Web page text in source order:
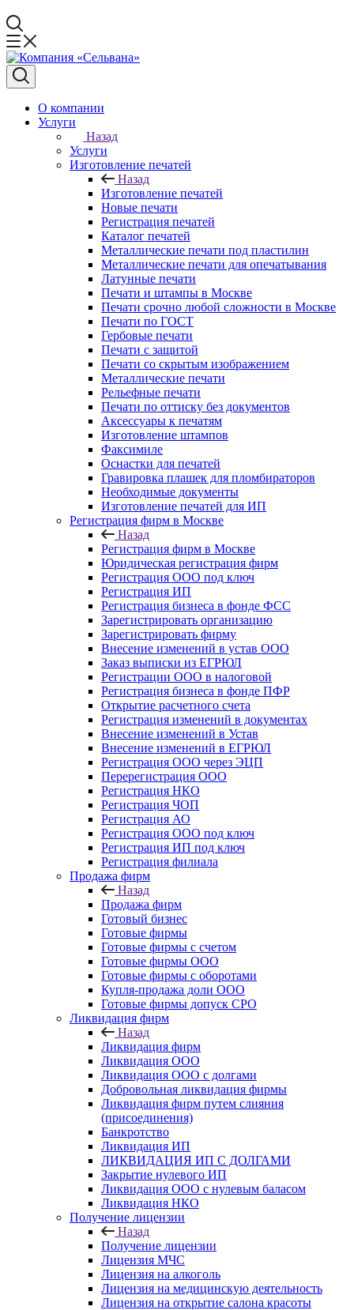
О компании
Услуги
Назад
Услуги
Изготовление печатей
Назад
Изготовление печатей
Новые печати
Регистрация печатей
Каталог печатей
Металлические печати под пластилин
Металлические печати для опечатывания
Латунные печати
Печати и штампы в Москве
Печати срочно любой сложности в Москве
Печати по ГОСТ
Гербовые печати
Печати с защитой
Печати со скрытым изображением
Металлические печати
Рельефные печати
Печати по оттиску без документов
Аксессуары к печатям
Изготовление штампов
Факсимиле
Оснастки для печатей
Гравировка плашек для пломбираторов
Необходимые документы
Изготовление печатей для ИП
Регистрация фирм в Москве
Назад
Регистрация фирм в Москве
Юридическая регистрация фирм
Регистрация ООО под ключ
Регистрация ИП
Регистрация бизнеса в фонде ФСС
Зарегистрировать организацию
Зарегистрировать фирму
Внесение изменений в устав ООО
Заказ выписки из ЕГРЮЛ
Регистрации ООО в налоговой
Регистрация бизнеса в фонде ПФР
Открытие расчетного счета
Регистрация изменений в документах
Внесение изменений в Устав
Внесение изменений в ЕГРЮЛ
Регистрация ООО через ЭЦП
Перерегистрация ООО
Регистрация НКО
Регистрация ЧОП
Регистрация АО
Регистрация ООО под ключ
Регистрация ИП под ключ
Регистрация филиала
Продажа фирм
Назад
Продажа фирм
Готовый бизнес
Готовые фирмы
Готовые фирмы с счетом
Готовые фирмы OOO
Готовые фирмы с оборотами
Купля-продажа доли ООО
Готовые фирмы допуск СРО
Ликвидация фирм
Назад
Ликвидация фирм
Ликвидация ООО
Ликвидация ООО с долгами
Добровольная ликвидация фирмы
Ликвидация фирм путем слияния
(присоединения)
Банкротство
Ликвидация ИП
ЛИКВИДАЦИЯ ИП С ДОЛГАМИ
Закрытие нулевого ИП
Ликвидация ООО с нулевым баласом
Ликвидация НКО
Получение лицензии
Назад
Получение лицензии
Лицензия МЧС
Лицензия на алкоголь
Лицензия на медицинскую деятельность
Лицензия на открытие салона красоты